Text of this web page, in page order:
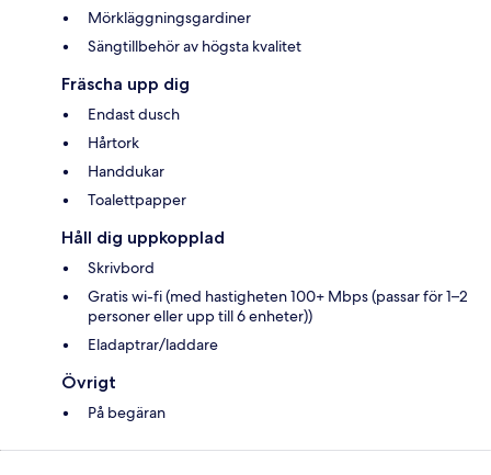
Mörkläggningsgardiner
Sängtillbehör av högsta kvalitet
Fräscha upp dig
Endast dusch
Hårtork
Handdukar
Toalettpapper
Håll dig uppkopplad
Skrivbord
Gratis wi-fi (med hastigheten 100+ Mbps (passar för 1–2
personer eller upp till 6 enheter))
Eladaptrar/laddare
Övrigt
På begäran